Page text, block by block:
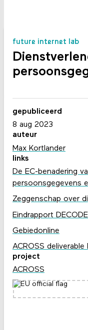
future internet lab
gepubliceerd
8 aug 2023
auteur
Max Kortlander
links
De EC-benadering
persoonsgegevens
Zeggenschap over
Eindrapport
Gebiedonline
ACROSS deliverable
project
ACROSS